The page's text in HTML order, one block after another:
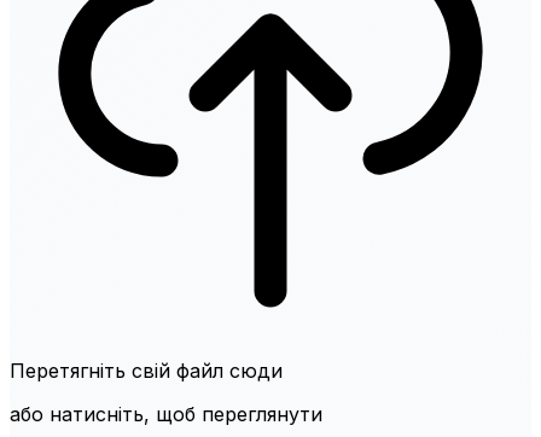
Перетягніть свій файл сюди
або натисніть, щоб переглянути